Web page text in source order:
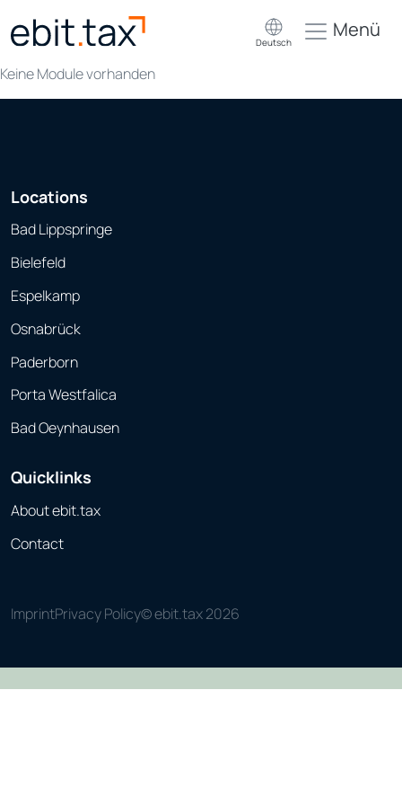
Deutsch
Menü
Keine Module vorhanden
Locations
Bad Lippspringe
Bielefeld
Espelkamp
Osnabrück
Paderborn
Porta Westfalica
Bad Oeynhausen
Quicklinks
About ebit.tax
Contact
ImprintPrivacy Policy© ebit.tax 2026